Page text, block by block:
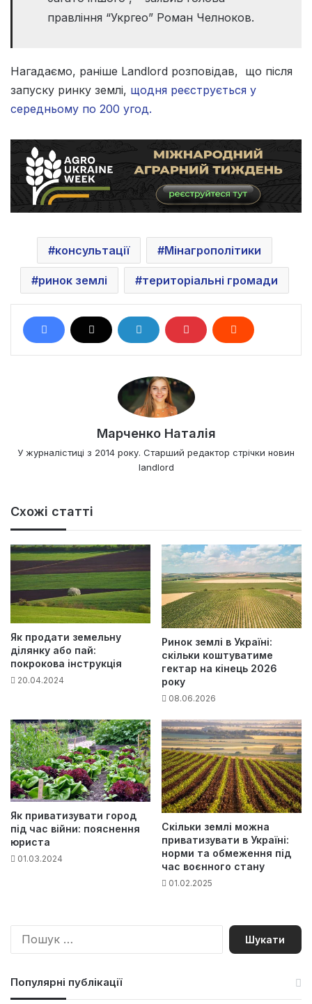
правління “Укргео” Роман Челноков.
Нагадаємо, раніше Landlord розповідав, що після
запуску ринку землі, щодня реєструється у
середньому по 200 угод.
консультації Мінагрополітики
ринок землі територіальні громади
Марченко Наталія
У журналістиці з 2014 року. Старший редактор стрічки новин
landlord
Схожі статті
Як продати земельну
ділянку або пай:
покрокова інструкція
20.04.2024
Ринок землі в Україні:
скільки коштуватиме
гектар на кінець 2026
року
08.06.2026
Як приватизувати город
під час війни: пояснення
юриста
01.03.2024
Скільки землі можна
приватизувати в Україні:
норми та обмеження під
час воєнного стану
01.02.2025
П
Популярні публікації